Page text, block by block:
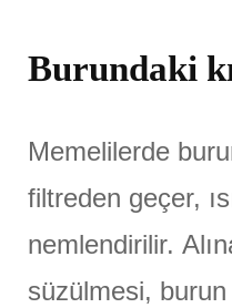
Burundaki
Memelilerde
filtreden geçer,
nemlendirilir.
süzülmesi, burun